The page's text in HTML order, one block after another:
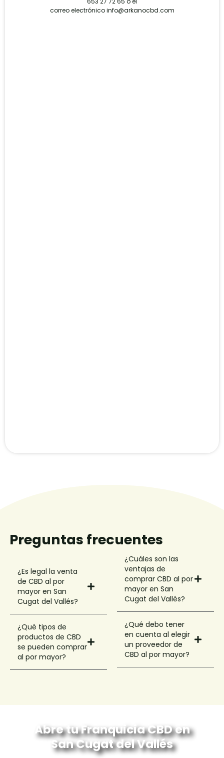
correo electrónicoinfo@arkanocbd.com
Preguntas frecuentes
¿Es legal la venta
de CBD al por
mayor en San
Cugat del Vallés?
¿Qué tipos de
productos de CBD
se pueden comprar
al por mayor?
¿Cuáles son las
ventajas de
comprar CBD al por
mayor en San
Cugat del Vallés?
¿Qué debo tener
en cuenta al elegir
un proveedor de
CBD al por mayor?
Abre tu Franquicia CBD en
San Cugat del Vallés